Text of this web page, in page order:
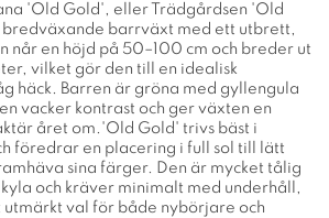
'Old Gold', eller Trädgårdsen 'Old
barrväxt med ett utbrett,
når en höjd på 50–100 cm och breder ut
vilket gör den till en idealisk
häck. Barren är gröna med gyllengula
vacker kontrast och ger växten en
året om.'Old Gold' trivs bäst i
föredrar en placering i full sol till lätt
sina färger. Den är mycket tålig
och kräver minimalt med underhåll,
val för både nybörjare och